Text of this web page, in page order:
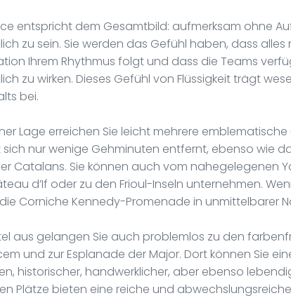
entspricht dem Gesamtbild: aufmerksam ohne
zu sein. Sie werden das Gefühl haben, dass
Ihrem Rhythmus folgt und dass die Teams
zu wirken. Dieses Gefühl von Flüssigkeit trägt
bei.
Lage erreichen Sie leicht mehrere emblematische
nur wenige Gehminuten entfernt, ebenso wie
Catalans. Sie können auch vom nahegelegenen
d’If oder zu den Frioul-Inseln unternehmen.
Corniche Kennedy-Promenade in unmittelbarer
aus gelangen Sie auch problemlos zu den
und zur Esplanade der Major. Dort können Sie
historischer, handwerklicher, aber ebenso
Plätze bieten eine reiche und